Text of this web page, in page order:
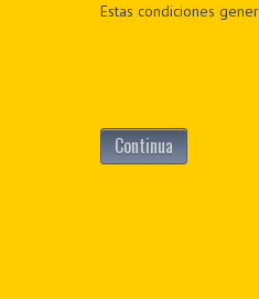
Estas condiciones
Continua